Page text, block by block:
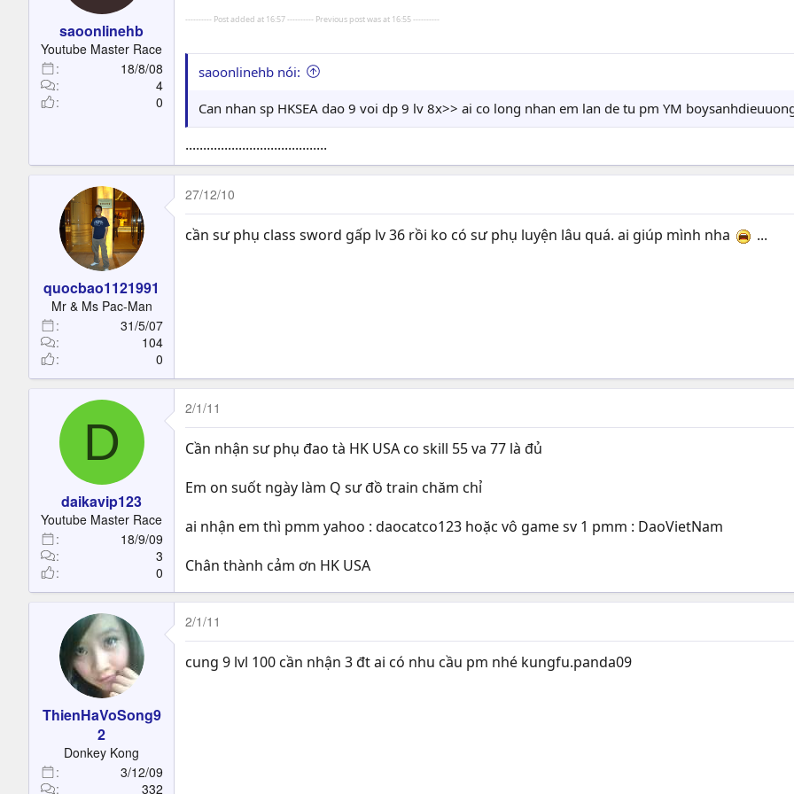
saoonlinehb
Youtube Master Race
18/8/08
4
0
---------- Post added at 16:57 ---------- Previous post was at 16:55 ----------
saoonlinehb nói:
Can nhan sp HKSEA dao 9 voi dp 9 lv 8x>> ai co long nhan em lan de tu pm YM
........................................
quocbao1121991
Mr & Ms Pac-Man
31/5/07
104
0
27/12/10
cần sư phụ class sword gấp lv 36 rồi ko có sư phụ luyện lâu quá. ai giúp mình nha ...
D
daikavip123
Youtube Master Race
18/9/09
3
0
2/1/11
Cần nhận sư phụ đao tà HK USA co skill 55 va 77 là đủ
Em on suốt ngày làm Q sư đồ train chăm chỉ
ai nhận em thì pmm yahoo : daocatco123 hoặc vô game sv 1 pmm : DaoVietNam
Chân thành cảm ơn HK USA
ThienHaVoSong9
2
Donkey Kong
3/12/09
332
2/1/11
cung 9 lvl 100 cần nhận 3 đt ai có nhu cầu pm nhé kungfu.panda09